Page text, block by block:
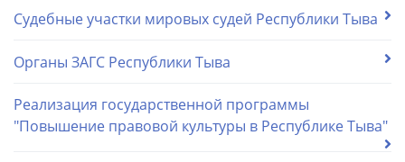
Судебные участки мировых судей Республики Тыва
Органы ЗАГС Республики Тыва
Реализация государственной программы
"Повышение правовой культуры в Республике Тыва"